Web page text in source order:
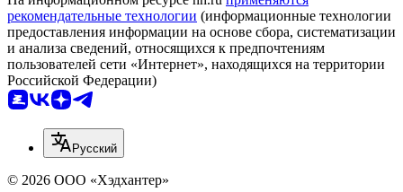
рекомендательные технологии (информационные технологии
предоставления информации на основе сбора, систематизации
и анализа сведений, относящихся к предпочтениям
пользователей сети «Интернет», находящихся на территории
Российской Федерации)
Русский
© 2026 ООО «Хэдхантер»